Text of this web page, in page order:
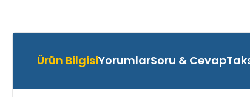
Ürün BilgisiYorumlarSoru & Cevap